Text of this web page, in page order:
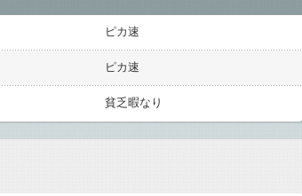
ピカ速
ピカ速
貧乏暇なり